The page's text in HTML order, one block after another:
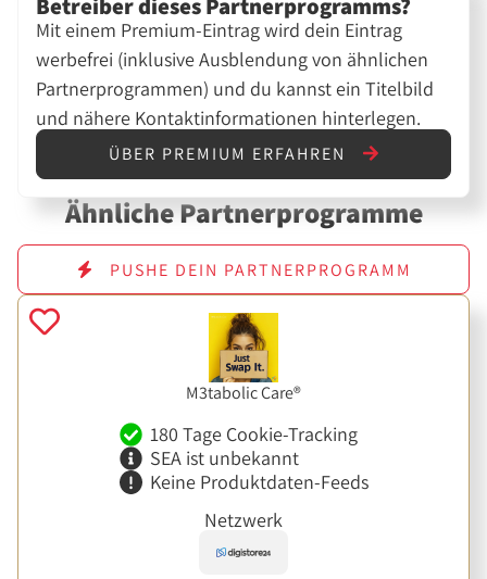
Mit einem Premium-Eintrag wird dein Eintrag
werbefrei (inklusive Ausblendung von ähnlichen
Partnerprogrammen) und du kannst ein Titelbild
und nähere Kontaktinformationen hinterlegen.
ÜBER PREMIUM ERFAHREN
Ähnliche Partnerprogramme
PUSHE DEIN PARTNERPROGRAMM
M3tabolic Care®
180 Tage Cookie-Tracking
SEA ist unbekannt
Keine Produktdaten-Feeds
Netzwerk